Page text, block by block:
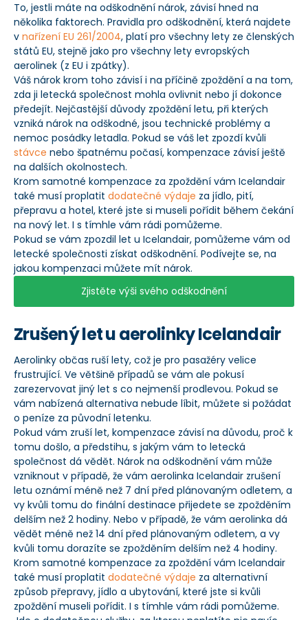
To, jestli máte na odškodnění nárok, závisí hned na
několika faktorech. Pravidla pro odškodnění, která najdete
v nařízení EU 261/2004, platí pro všechny lety ze členských
států EU, stejně jako pro všechny lety evropských
aerolinek (z EU i zpátky).
Váš nárok krom toho závisí i na příčině zpoždění a na tom,
zda ji letecká společnost mohla ovlivnit nebo jí dokonce
předejít. Nejčastější důvody zpoždění letu, při kterých
vzniká nárok na odškodné, jsou technické problémy a
nemoc posádky letadla. Pokud se váš let zpozdí kvůli
stávce nebo špatnému počasí, kompenzace závisí ještě
na dalších okolnostech.
Krom samotné kompenzace za zpoždění vám Icelandair
také musí proplatit dodatečné výdaje za jídlo, pití,
přepravu a hotel, které jste si museli pořídit během čekání
na nový let. I s tímhle vám rádi pomůžeme.
Pokud se vám zpozdil let u Icelandair, pomůžeme vám od
letecké společnosti získat odškodnění. Podívejte se, na
jakou kompenzaci můžete mít nárok.
Zjistěte výši svého odškodnění
Zrušený let u aerolinky Icelandair
Aerolinky občas ruší lety, což je pro pasažéry velice
frustrující. Ve většině případů se vám ale pokusí
zarezervovat jiný let s co nejmenší prodlevou. Pokud se
vám nabízená alternativa nebude líbit, můžete si požádat
o peníze za původní letenku.
Pokud vám zruší let, kompenzace závisí na důvodu, proč k
tomu došlo, a předstihu, s jakým vám to letecká
společnost dá vědět. Nárok na odškodnění vám může
vzniknout v případě, že vám aerolinka Icelandair zrušení
letu oznámí méně než 7 dní před plánovaným odletem, a
vy kvůli tomu do finální destinace přijedete se zpožděním
delším než 2 hodiny. Nebo v případě, že vám aerolinka dá
vědět méně než 14 dní před plánovaným odletem, a vy
kvůli tomu dorazíte se zpožděním delším než 4 hodiny.
Krom samotné kompenzace za zpoždění vám Icelandair
také musí proplatit dodatečné výdaje za alternativní
způsob přepravy, jídlo a ubytování, které jste si kvůli
zpoždění museli pořídit. I s tímhle vám rádi pomůžeme.